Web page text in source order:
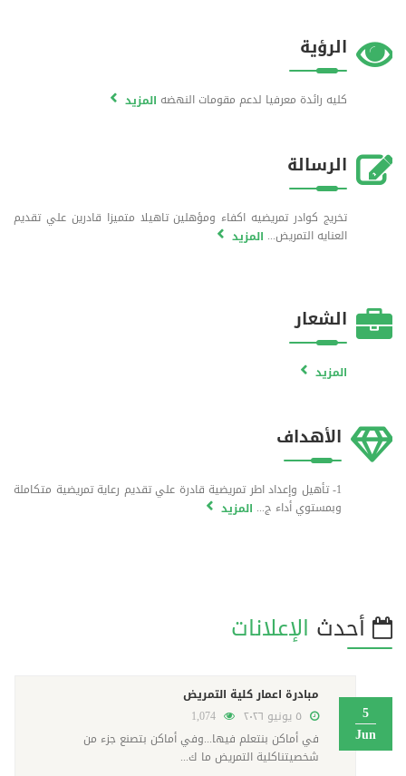
الرؤية
كليه رائدة معرفيا لدعم مقومات النهضه المزيد
الرسالة
تخريج كوادر تمريضيه اكفاء ومؤهلين تاهيلا متميزا قادرين علي تقديم
العنايه التمريض... المزيد
الشعار
المزيد
الأهداف
1- تأهيل وإعداد اطر تمريضية قادرة علي تقديم رعاية تمريضية متكاملة
وبمستوي أداء ج... المزيد
أحدث الإعلانات
5
Jun
مبادرة اعمار كلية التمريض
في أماكن بنتعلم فيها...وفي أماكن بتصنع جزء من
شخصيتناكلية التمريض ما ك...